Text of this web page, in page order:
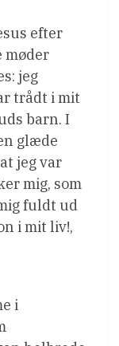
efter
møder
jeg
trådt i mit
barn. I
glæde
jeg var
mig, som
fuldt ud
i mit liv!,
i